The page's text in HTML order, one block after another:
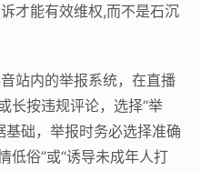
才能有效维权,而不是石沉
站内的举报系统，在直播
长按违规评论，选择“举
基础，举报时务必选择准确
低俗”或“诱导未成年人打